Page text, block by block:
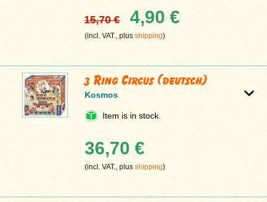
15,70 € 4,90 €
(incl. VAT., plusshipping)
3 Ring Circus (deutsch)
Kosmos
Item is in stock.
36,70 €
(incl. VAT., plusshipping)